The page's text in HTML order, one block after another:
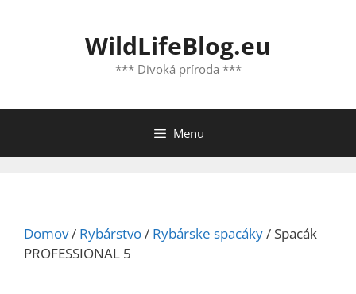
WildLifeBlog.eu
*** Divoká príroda ***
Menu
Domov/ Rybárstvo/ Rybárske spacáky/ Spacák
PROFESSIONAL 5